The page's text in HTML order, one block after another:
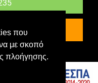
που
με σκοπό
πλοήγησης.
YES Internet